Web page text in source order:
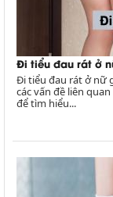
Đi tiểu đau rát ở
Đi tiểu đau rát ở nữ
các vấn đề liên
để tìm hiểu...